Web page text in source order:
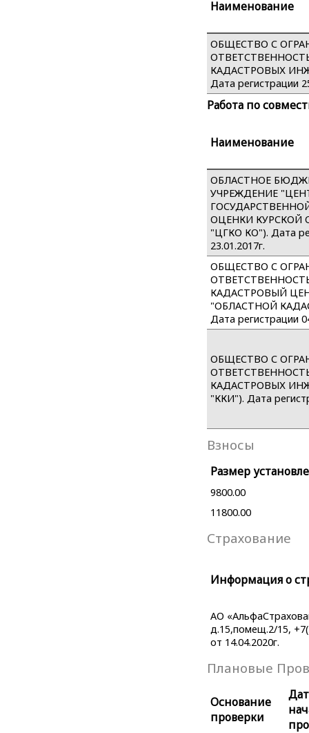
Наименование
ОБЩЕСТВО С
КАДАСТРОВЫХ
Дата регистрации
Работа по
Наименование
ОБЛАСТНОЕ
УЧРЕЖДЕНИЕ
ОЦЕНКИ КУРСКОЙ
"ЦГКО КО"). Дата
23.01.2017г.
ОБЩЕСТВО С
КАДАСТРОВЫЙ
"ОБЛАСТНОЙ
Дата регистрации
ОБЩЕСТВО С
КАДАСТРОВЫХ
"ККИ"). Дата
Взносы
Размер
9800.00
11800.00
Страхование
Информация о
АО
д.15,помещ.2/15,
от 14.04.2020г.
Плановые
Основание
проверки